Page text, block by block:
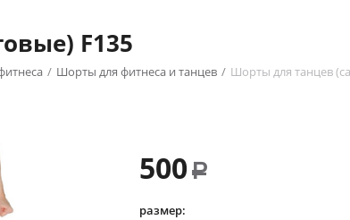
F135
/ Шорты для фитнеса и танцев / Шорты для танцев
500 Р
размер: